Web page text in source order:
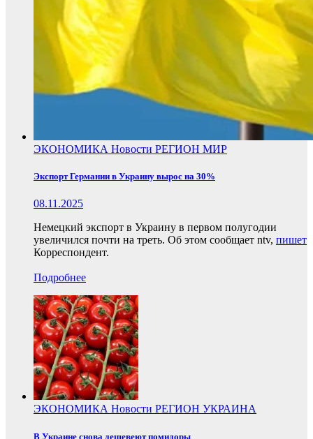
ЭКОНОМИКА Новости РЕГИОН МИР
Экспорт Германии в Украину вырос на 30%
08.11.2025
Немецкий экспорт в Украину в первом полугодии
увеличился почти на треть. Об этом сообщает ntv, пишет
Корреспондент.
Подробнее
ЭКОНОМИКА Новости РЕГИОН УКРАИНА
В Украине снова дешевеют помидоры